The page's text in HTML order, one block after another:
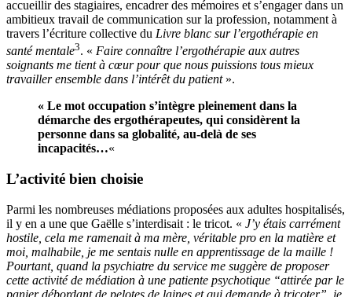
accueillir des stagiaires, encadrer des mémoires et s’engager dans un
ambitieux travail de communication sur la profession, notamment à
travers l’écriture collective du Livre blanc sur l’ergothérapie en
santé mentale3. « Faire connaître l’ergothérapie aux autres
soignants me tient à cœur pour que nous puissions tous mieux
travailler ensemble dans l’intérêt du patient ».
« Le mot occupation s’intègre pleinement dans la
démarche des ergothérapeutes, qui considèrent la
personne dans sa globalité, au-delà de ses
incapacités…«
L’activité bien choisie
Parmi les nombreuses médiations proposées aux adultes hospitalisés,
il y en a une que Gaëlle s’interdisait : le tricot. « J’y étais carrément
hostile, cela me ramenait à ma mère, véritable pro en la matière et
moi, malhabile, je me sentais nulle en apprentissage de la maille !
Pourtant, quand la psychiatre du service me suggère de proposer
cette activité de médiation à une patiente psychotique “attirée par le
panier débordant de pelotes de laines et qui demande à tricoter”, je